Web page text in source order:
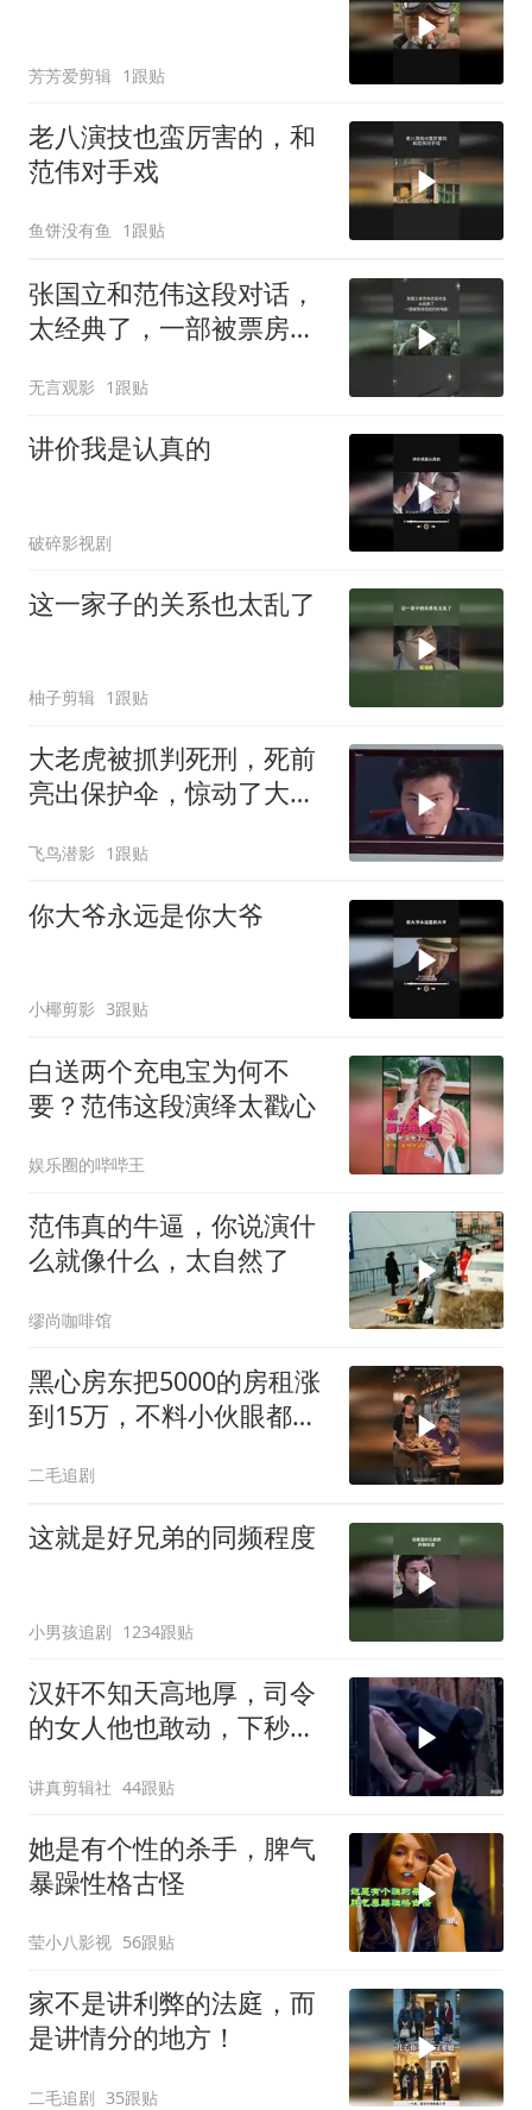
芳芳爱剪辑 1跟贴
老八演技也蛮厉害的，和
范伟对手戏
鱼饼没有鱼 1跟贴
张国立和范伟这段对话，
太经典了，一部被票房低
无言观影 1跟贴
讲价我是认真的
破碎影视剧
这一家子的关系也太乱了
柚子剪辑 1跟贴
大老虎被抓判死刑，死前
亮出保护伞，惊动了大领
飞鸟潜影 1跟贴
你大爷永远是你大爷
小椰剪影 3跟贴
白送两个充电宝为何不
要？范伟这段演绎太戳心
娱乐圈的哔哔王
范伟真的牛逼，你说演什
么就像什么，太自然了
缪尚咖啡馆
黑心房东把5000的房租涨
到15万，不料小伙眼都不
二毛追剧
这就是好兄弟的同频程度
小男孩追剧 1234跟贴
汉奸不知天高地厚，司令
的女人他也敢动，下秒就
讲真剪辑社 44跟贴
她是有个性的杀手，脾气
暴躁性格古怪
莹小八影视 56跟贴
家不是讲利弊的法庭，而
是讲情分的地方！
二毛追剧 35跟贴